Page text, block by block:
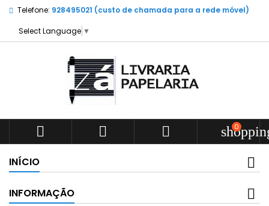
Telefone: 928495021 (custo de chamada para a rede móvel)
Select Language ▼
   0
INÍCIO
INFORMAÇÃO